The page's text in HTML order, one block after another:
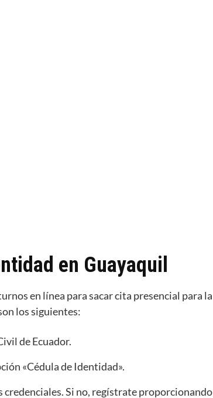
en Guayaquil
en línea para sacar cita presencial para la
los siguientes:
de Ecuador.
«Cédula de Identidad».
credenciales. Si no, regístrate proporcionando